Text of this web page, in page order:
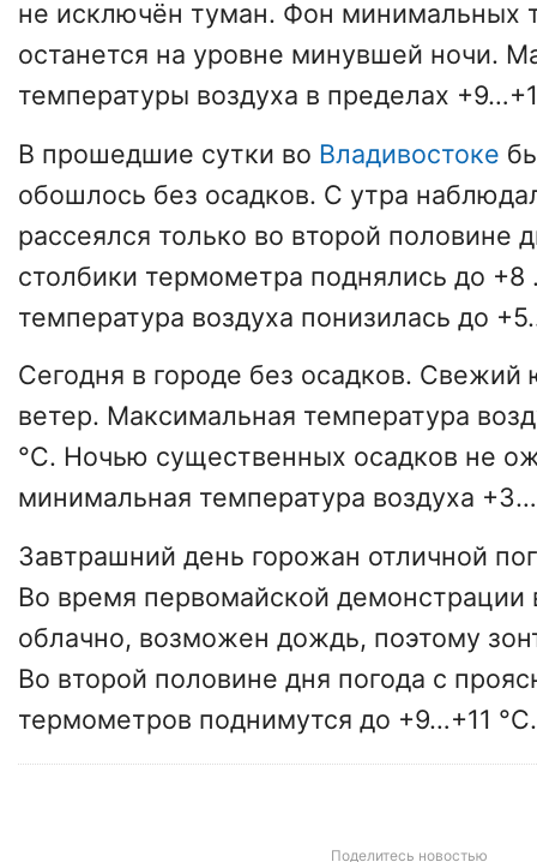
не исключён туман. Фон минимальных
останется на уровне минувшей ночи.
температуры воздуха в пределах
В прошедшие сутки во Владивостоке
обошлось без осадков. С утра
рассеялся только во второй половине
столбики термометра поднялись до
температура воздуха понизилась до
Сегодня в городе без осадков. Свежий
ветер. Максимальная температура
°C. Ночью существенных осадков не
минимальная температура воздуха
Завтрашний день горожан отличной
Во время первомайской демонстрации
облачно, возможен дождь, поэтому
Во второй половине дня погода с
термометров поднимутся до +9…+11 °C.
Поделитесь новостью